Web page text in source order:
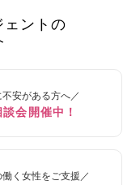
ントの
不安がある方へ／
会開催中！
働く女性をご支援／